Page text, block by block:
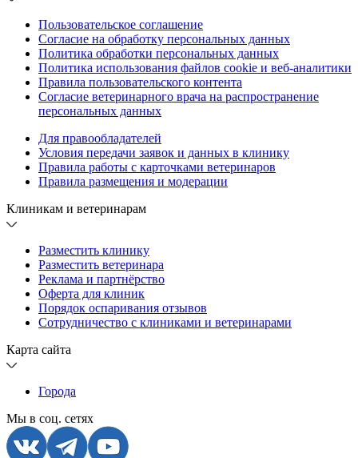
Пользовательское соглашение
Согласие на обработку персональных данных
Политика обработки персональных данных
Политика использования файлов cookie и веб-аналитики
Правила пользовательского контента
Согласие ветеринарного врача на распространение
персональных данных
Для правообладателей
Условия передачи заявок и данных в клинику
Правила работы с карточками ветеринаров
Правила размещения и модерации
Клиникам и ветеринарам
Разместить клинику
Разместить ветеринара
Реклама и партнёрство
Оферта для клиник
Порядок оспаривания отзывов
Сотрудничество с клиниками и ветеринарами
Карта сайта
Города
Мы в соц. сетях